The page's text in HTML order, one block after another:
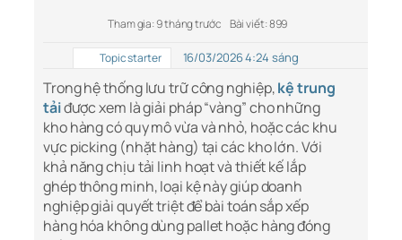
Tham gia: 9 tháng trước Bài viết: 899
Topic starter 16/03/2026 4:24 sáng
Trong hệ thống lưu trữ công nghiệp,kệ trung
tảiđược xem là giải pháp “vàng” cho những
kho hàng có quy mô vừa và nhỏ, hoặc các khu
vực picking (nhặt hàng) tại các kho lớn. Với
khả năng chịu tải linh hoạt và thiết kế lắp
ghép thông minh, loại kệ này giúp doanh
nghiệp giải quyết triệt để bài toán sắp xếp
hàng hóa không dùng pallet hoặc hàng đóng